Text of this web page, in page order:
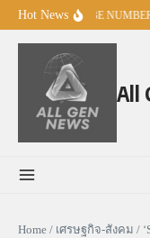
Skip to content
Hot Newsศธ. – TO BE
All
Home / เศรษฐกิจ-สังคม /